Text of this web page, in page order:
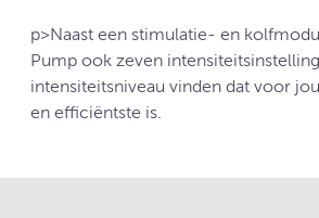
p>Naast een stimulatie- en
Pump ook zeven
intensiteitsniveau vinden dat voor
en efficiëntste is.